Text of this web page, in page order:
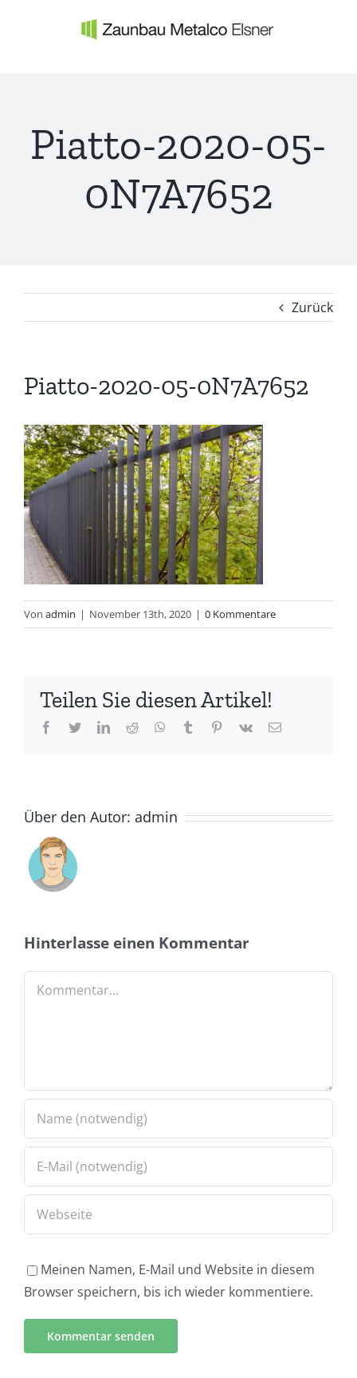
Piatto-2020-05-
0N7A7652
Zurück
Piatto-2020-05-0N7A7652
Von admin | November 13th, 2020 | 0 Kommentare
Teilen Sie diesen Artikel!
Facebook
TwitterLinkedIn
Reddit Whatsapp
Tumblr Pinterest
Vk Email
Über den Autor: admin
Hinterlasse einen Kommentar
Kommentar
Meinen Namen, E-Mail und Website in diesem
Browser speichern, bis ich wieder kommentiere.